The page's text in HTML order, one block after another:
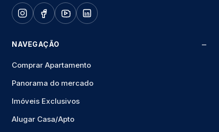
NAVEGAÇÃO
Comprar Apartamento
Panorama do mercado
Imóveis Exclusivos
Alugar Casa/Apto